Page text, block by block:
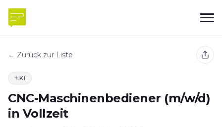
← Zurück zur Liste
KI
CNC-Maschinenbediener (m/w/d)
in Vollzeit